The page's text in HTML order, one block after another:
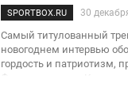
SPORTBOX.RU 30
Самый титулованный
новогоднем интервью
гордость и патриотизм,